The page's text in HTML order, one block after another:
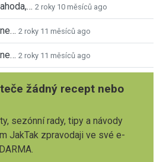
2 roky 10 měsíců ago
2 roky 11 měsíců ago
2 roky 11 měsíců ago
žádný recept nebo
sezónní rady, tipy a návody
JakTak zpravodaji ve své e-